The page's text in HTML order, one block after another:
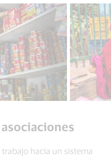
hacia un sistema